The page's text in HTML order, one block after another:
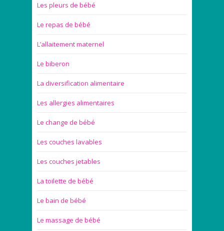
Les pleurs de bébé
Le repas de bébé
L’allaitement maternel
Le biberon
La diversification alimentaire
Les allergies alimentaires
Le change de bébé
Les couches lavables
Les couches jetables
La toilette de bébé
Le bain de bébé
Le massage de bébé